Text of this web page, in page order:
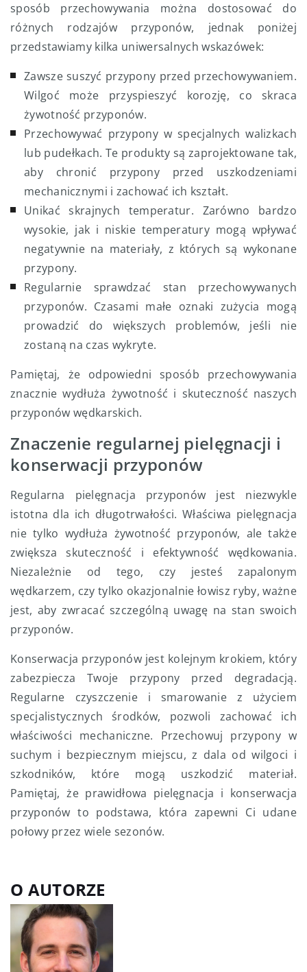
sposób przechowywania można dostosować do
różnych rodzajów przyponów, jednak poniżej
przedstawiamy kilka uniwersalnych wskazówek:
Zawsze suszyć przypony przed przechowywaniem.
Wilgoć może przyspieszyć korozję, co skraca
żywotność przyponów.
Przechowywać przypony w specjalnych walizkach
lub pudełkach. Te produkty są zaprojektowane tak,
aby chronić przypony przed uszkodzeniami
mechanicznymi i zachować ich kształt.
Unikać skrajnych temperatur. Zarówno bardzo
wysokie, jak i niskie temperatury mogą wpływać
negatywnie na materiały, z których są wykonane
przypony.
Regularnie sprawdzać stan przechowywanych
przyponów. Czasami małe oznaki zużycia mogą
prowadzić do większych problemów, jeśli nie
zostaną na czas wykryte.
Pamiętaj, że odpowiedni sposób przechowywania
znacznie wydłuża żywotność i skuteczność naszych
przyponów wędkarskich.
Znaczenie regularnej pielęgnacji i
konserwacji przyponów
Regularna pielęgnacja przyponów jest niezwykle
istotna dla ich długotrwałości. Właściwa pielęgnacja
nie tylko wydłuża żywotność przyponów, ale także
zwiększa skuteczność i efektywność wędkowania.
Niezależnie od tego, czy jesteś zapalonym
wędkarzem, czy tylko okazjonalnie łowisz ryby, ważne
jest, aby zwracać szczególną uwagę na stan swoich
przyponów.
Konserwacja przyponów jest kolejnym krokiem, który
zabezpiecza Twoje przypony przed degradacją.
Regularne czyszczenie i smarowanie z użyciem
specjalistycznych środków, pozwoli zachować ich
właściwości mechaniczne. Przechowuj przypony w
suchym i bezpiecznym miejscu, z dala od wilgoci i
szkodników, które mogą uszkodzić materiał.
Pamiętaj, że prawidłowa pielęgnacja i konserwacja
przyponów to podstawa, która zapewni Ci udane
połowy przez wiele sezonów.
O AUTORZE